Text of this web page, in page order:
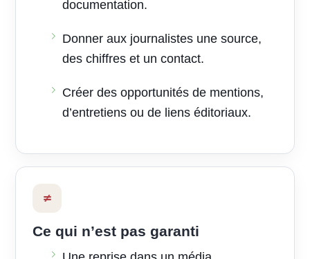
documentation.
Donner aux journalistes une source,
des chiffres et un contact.
Créer des opportunités de mentions,
d’entretiens ou de liens éditoriaux.
≠
Ce qui n’est pas garanti